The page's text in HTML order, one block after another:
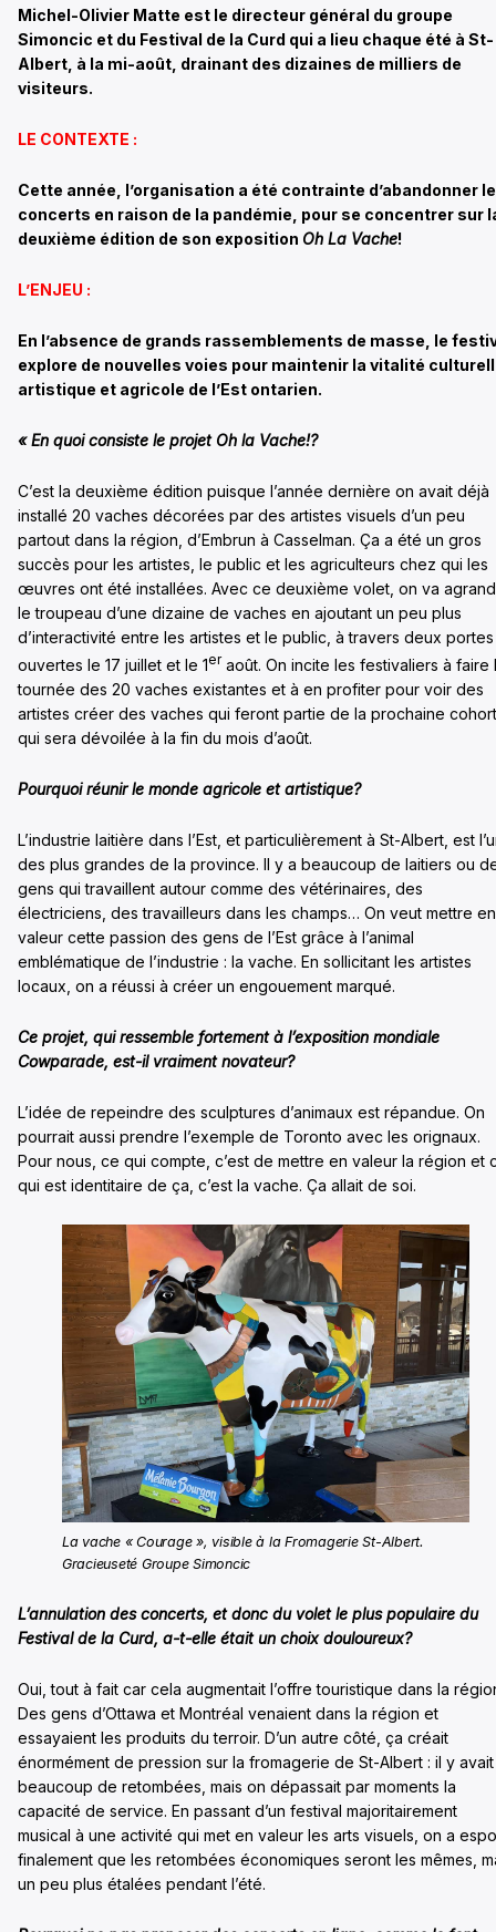
Michel-Olivier Matte est le directeur général du groupe
Simoncic et du Festival de la Curd qui a lieu chaque été à St-
Albert, à la mi-août, drainant des dizaines de milliers de
visiteurs.
LE CONTEXTE :
Cette année, l’organisation a été contrainte d’abandonner
concerts en raison de la pandémie, pour se concentrer sur
deuxième édition de son exposition Oh La Vache!
L’ENJEU :
En l’absence de grands rassemblements de masse, le
explore de nouvelles voies pour maintenir la vitalité
artistique et agricole de l’Est ontarien.
« En quoi consiste le projet Oh la Vache!?
C’est la deuxième édition puisque l’année dernière on avait déjà
installé 20 vaches décorées par des artistes visuels d’un peu
partout dans la région, d’Embrun à Casselman. Ça a été un gros
succès pour les artistes, le public et les agriculteurs chez qui les
œuvres ont été installées. Avec ce deuxième volet, on va
le troupeau d’une dizaine de vaches en ajoutant un peu plus
d’interactivité entre les artistes et le public, à travers deux portes
ouvertes le 17 juillet et le 1er août. On incite les festivaliers à faire
tournée des 20 vaches existantes et à en profiter pour voir des
artistes créer des vaches qui feront partie de la prochaine
qui sera dévoilée à la fin du mois d’août.
Pourquoi réunir le monde agricole et artistique?
L’industrie laitière dans l’Est, et particulièrement à St-Albert, est
des plus grandes de la province. Il y a beaucoup de laitiers ou
gens qui travaillent autour comme des vétérinaires, des
électriciens, des travailleurs dans les champs… On veut mettre en
valeur cette passion des gens de l’Est grâce à l’animal
emblématique de l’industrie : la vache. En sollicitant les artistes
locaux, on a réussi à créer un engouement marqué.
Ce projet, qui ressemble fortement à l’exposition mondiale
Cowparade, est-il vraiment novateur?
L’idée de repeindre des sculptures d’animaux est répandue. On
pourrait aussi prendre l’exemple de Toronto avec les orignaux.
Pour nous, ce qui compte, c’est de mettre en valeur la région et
qui est identitaire de ça, c’est la vache. Ça allait de soi.
La vache « Courage », visible à la Fromagerie St-Albert.
Gracieuseté Groupe Simoncic
L’annulation des concerts, et donc du volet le plus populaire du
Festival de la Curd, a-t-elle était un choix douloureux?
Oui, tout à fait car cela augmentait l’offre touristique dans la
Des gens d’Ottawa et Montréal venaient dans la région et
essayaient les produits du terroir. D’un autre côté, ça créait
énormément de pression sur la fromagerie de St-Albert : il y avait
beaucoup de retombées, mais on dépassait par moments la
capacité de service. En passant d’un festival majoritairement
musical à une activité qui met en valeur les arts visuels, on a
finalement que les retombées économiques seront les mêmes,
un peu plus étalées pendant l’été.